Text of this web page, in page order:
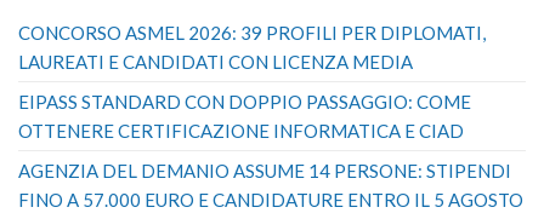
CONCORSO ASMEL 2026: 39 PROFILI PER DIPLOMATI,
LAUREATI E CANDIDATI CON LICENZA MEDIA
EIPASS STANDARD CON DOPPIO PASSAGGIO: COME
OTTENERE CERTIFICAZIONE INFORMATICA E CIAD
AGENZIA DEL DEMANIO ASSUME 14 PERSONE: STIPENDI
FINO A 57.000 EURO E CANDIDATURE ENTRO IL 5 AGOSTO